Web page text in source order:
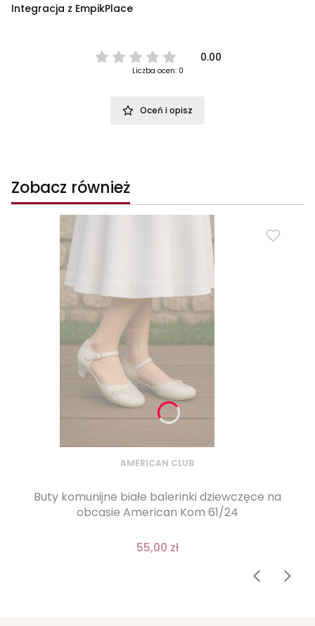
Integracja z EmpikPlace
0.00
Liczba ocen: 0
Oceń i opisz
Zobacz również
AMERICAN CLUB
Buty komunijne białe balerinki dziewczęce na
obcasie American Kom 61/24
55,00 zł